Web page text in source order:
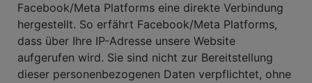
Facebook/Meta Platforms eine direkte Verbindung
hergestellt. So erfährt Facebook/Meta Platforms,
dass über Ihre IP-Adresse unsere Website
aufgerufen wird. Sie sind nicht zur Bereitstellung
dieser personenbezogenen Daten verpflichtet, ohne